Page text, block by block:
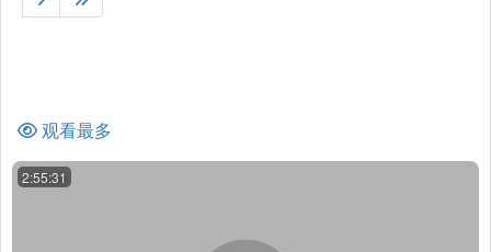
观看最多
2:55:31